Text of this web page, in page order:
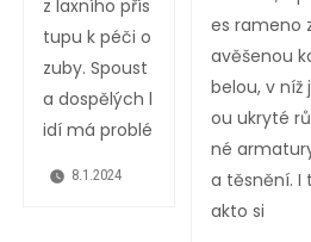
z laxního přís
tupu k péči o
zuby. Spoust
a dospělých l
idí má problé
8.1.2024
es rameno
avěšenou
belou, v níž
ou ukryté
né
a těsnění. I t
akto si